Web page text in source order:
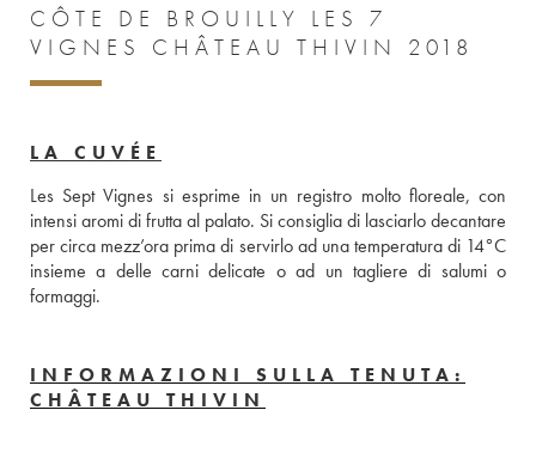
CÔTE DE BROUILLY LES 7
VIGNES CHÂTEAU THIVIN 2018
LA CUVÉE
Les Sept Vignes si esprime in un registro molto floreale, con
intensi aromi di frutta al palato. Si consiglia di lasciarlo decantare
per circa mezz’ora prima di servirlo ad una temperatura di 14°C
insieme a delle carni delicate o ad un tagliere di salumi o
formaggi.
INFORMAZIONI SULLA TENUTA:
CHÂTEAU THIVIN